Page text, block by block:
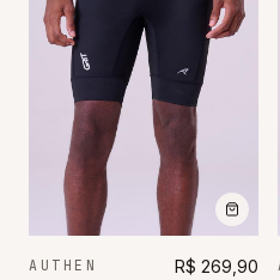
AUTHEN R$ 269,90